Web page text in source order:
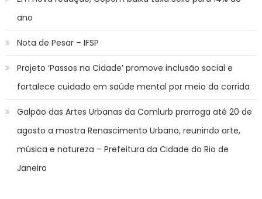
ano
Nota de Pesar – IFSP
Projeto ‘Passos na Cidade’ promove inclusão social e
fortalece cuidado em saúde mental por meio da corrida
Galpão das Artes Urbanas da Comlurb prorroga até 20 de
agosto a mostra Renascimento Urbano, reunindo arte,
música e natureza – Prefeitura da Cidade do Rio de
Janeiro